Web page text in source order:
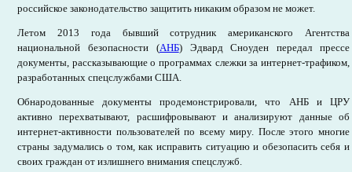
российское законодательство защитить никаким образом не может.
Летом 2013 года бывший сотрудник американского Агентства
национальной безопасности (АНБ) Эдвард Сноуден передал прессе
документы, рассказывающие о программах слежки за интернет-трафиком,
разработанных спецслужбами США.
Обнародованные документы продемонстрировали, что АНБ и ЦРУ
активно перехватывают, расшифровывают и анализируют данные об
интернет-активности пользователей по всему миру. После этого многие
страны задумались о том, как исправить ситуацию и обезопасить себя и
своих граждан от излишнего внимания спецслужб.